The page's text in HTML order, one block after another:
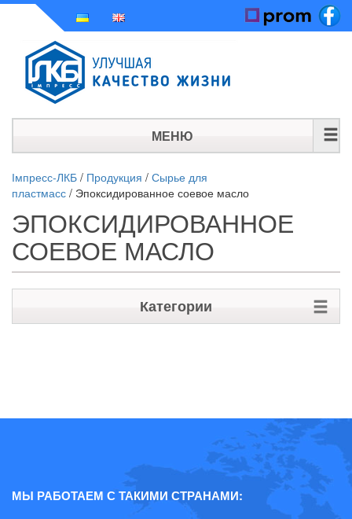
МЕНЮ
ПРОДУКЦИЯ
НОВОСТИ
КОНТАКТЫ
Імпресс-ЛКБ / Продукция / Сырье для
пластмасс / Эпоксидированное соевое масло
ЭПОКСИДИРОВАННОЕ
СОЕВОЕ МАСЛО
Категории
Модификаторы перерабатываемости
МЫ РАБОТАЕМ С ТАКИМИ СТРАНАМИ: